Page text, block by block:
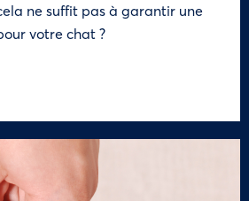
ne suffit pas à garantir une
votre chat ?